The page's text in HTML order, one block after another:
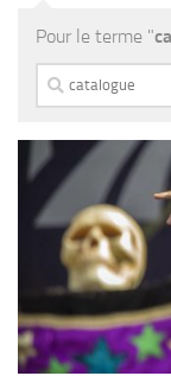
Pour le terme "
Rechercher :